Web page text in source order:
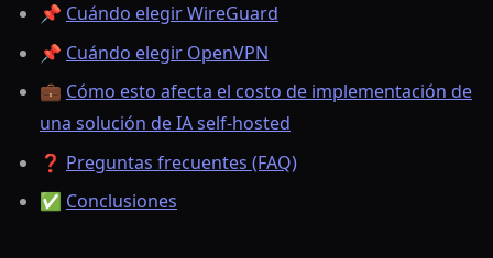
📌 Cuándo elegir WireGuard
📌 Cuándo elegir OpenVPN
💼 Cómo esto afecta el costo de implementación de
una solución de IA self-hosted
❓ Preguntas frecuentes (FAQ)
✅ Conclusiones